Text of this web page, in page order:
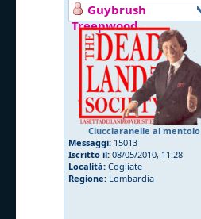
Guybrush
Treepwood
Ciucciaranelle al mentolo
Messaggi: 15013
Iscritto il: 08/05/2010, 11:28
Località: Cogliate
Regione: Lombardia